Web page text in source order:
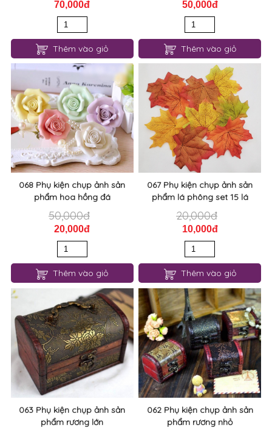
70,000đ
Thêm vào giỏ
50,000đ
Thêm vào giỏ
068 Phụ kiện chụp ảnh sản
phẩm hoa hồng đá
50,000đ
20,000đ
Thêm vào giỏ
067 Phụ kiện chụp ảnh sản
phẩm lá phông set 15 lá
20,000đ
10,000đ
Thêm vào giỏ
063 Phụ kiện chụp ảnh sản
phẩm rương lớn
062 Phụ kiện chụp ảnh sản
phẩm rương nhỏ